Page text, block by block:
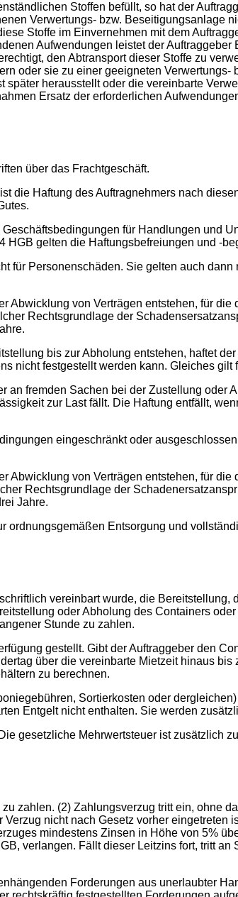
Stoffen befüllt, so hat der
Verwertungs- bzw. Beseitigungsanlage
Stoffe im Einvernehmen mit dem
Aufwendungen leistet der
den Abtransport dieser Stoffe zu
oder sie zu einer geeigneten
herausstellt oder die vereinbarte
Ersatz der erforderlichen
über das Frachtgeschäft.
die Haftung des Auftragnehmers nach
für Handlungen und
gelten die Haftungsbefreiungen und -
für Personenschäden. Sie gelten auch
Abwicklung von Verträgen entstehen, für
Rechtsgrundlage der
bis zur Abholung entstehen, haftet
nicht festgestellt werden kann. Gleiches
an fremden Sachen bei der Zustellung oder
zur Last fällt. Die Haftung entfällt,
eingeschränkt oder
Abwicklung von Verträgen entstehen, für
Rechtsgrundlage der
Jahre.
ordnungsgemäßen Entsorgung und
vereinbart wurde, die
oder Abholung des Containers
Stunde zu zahlen.
gestellt. Gibt der Auftraggeber den
über die vereinbarte Mietzeit hinaus
zu berechnen.
Sortierkosten oder
Entgelt nicht enthalten. Sie werden
gesetzliche Mehrwertsteuer ist zusätzlich
zahlen. (2) Zahlungsverzug tritt ein, ohne
nicht nach Gesetz vorher eingetreten
mindestens Zinsen in Höhe von 5%
verlangen. Fällt dieser Leitzins fort, tritt
Forderungen aus unerlaubter